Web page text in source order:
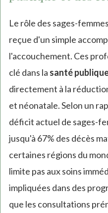
Le rôle des sages-
reçue d'un simple
l'accouchement. Ces
clé dans la santé
directement à la
et néonatale. Selon un
déficit actuel de sages-
jusqu'à 67% des décès
certaines régions du
limite pas aux soins
impliquées dans des
que les consultations